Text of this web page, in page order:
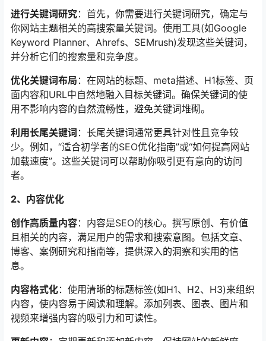
进行关键词研究：首先，你需要进行关键词研究，确定与
你网站主题相关的高搜索量关键词。使用工具(如Google
Keyword Planner、Ahrefs、SEMrush)发现这些关键词，
并分析它们的搜索量和竞争度。
优化关键词布局 ：在网站的标题、meta描述、H1标签、页
面内容和URL中自然地融入目标关键词。确保关键词的使
用不影响内容的自然流畅性，避免关键词堆砌。
利用长尾关键词 ：长尾关键词通常更具针对性且竞争较
少。例如，“适合初学者的SEO优化指南”或“如何提高网站
加载速度”。这些关键词可以帮助你吸引更有意向的访问
者。
2、内容优化
创作高质量内容：内容是SEO的核心。撰写原创、有价值
且相关的内容，满足用户的需求和搜索意图。包括文章、
博客、案例研究和指南等，提供深入的洞察和实用的信
息。
内容格式化：使用清晰的标题标签(如H1、H2、H3)来组织
内容，使内容易于阅读和理解。添加列表、图表、图片和
视频来增强内容的吸引力和可读性。